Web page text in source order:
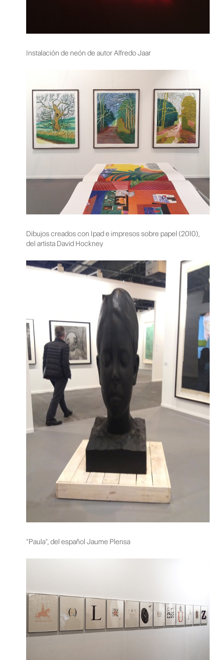
Instalación de neón de autor Alfredo Jaar
Dibujos creados con Ipad e impresos sobre papel (2010),
del artista David Hockney
“Paula”, del español Jaume Plensa